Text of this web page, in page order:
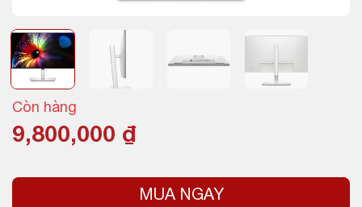
Còn hàng
9,800,000 ₫
MUA NGAY